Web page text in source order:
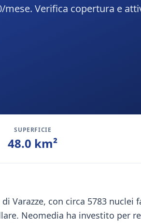
mese. Verifica copertura e
SUPERFICIE
48.0 km²
Varazze, con circa 5783
Neomedia ha investito per